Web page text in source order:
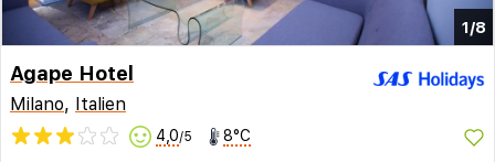
1/8
Agape Hotel
Milano, Italien
4,0/5 8°C